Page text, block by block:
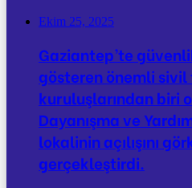
Ekim 25, 2025
Gaziantep’te
gösteren önemli
kuruluşlarından biri
Dayanışma ve
lokalinin açılışını
gerçekleştirdi.